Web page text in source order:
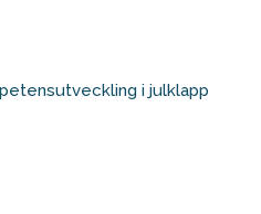
i julklapp